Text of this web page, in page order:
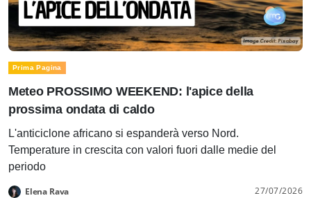
Prima Pagina
Meteo PROSSIMO WEEKEND: l'apice della
prossima ondata di caldo
L'anticiclone africano si espanderà verso Nord.
Temperature in crescita con valori fuori dalle medie del
periodo
Elena Rava 27/07/2026